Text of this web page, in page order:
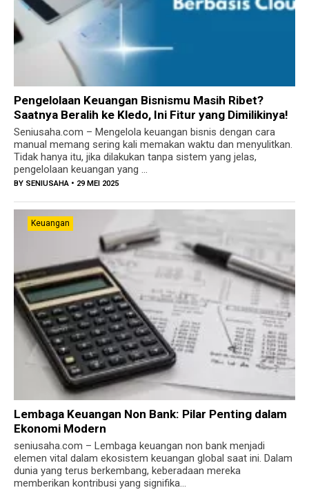
Pengelolaan Keuangan Bisnismu Masih Ribet?
Saatnya Beralih ke Kledo, Ini Fitur yang Dimilikinya!
Seniusaha.com – Mengelola keuangan bisnis dengan cara
manual memang sering kali memakan waktu dan menyulitkan.
Tidak hanya itu, jika dilakukan tanpa sistem yang jelas,
pengelolaan keuangan yang ...
BY SENIUSAHA • 29 MEI 2025
Keuangan
Lembaga Keuangan Non Bank: Pilar Penting dalam
Ekonomi Modern
seniusaha.com – Lembaga keuangan non bank menjadi
elemen vital dalam ekosistem keuangan global saat ini. Dalam
dunia yang terus berkembang, keberadaan mereka
memberikan kontribusi yang signifika...